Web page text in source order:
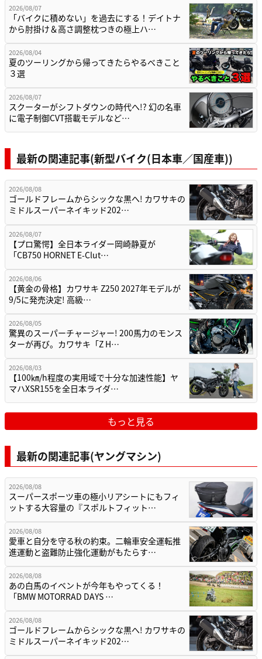
2026/08/07
「バイクに積めない」を過去にする！デイトナ
から肘掛け＆高さ調整枕つきの極上ハ…
2026/08/04
夏のツーリングから帰ってきたらやるべきこと
３選
2026/08/07
スクーターがシフトダウンの時代へ!? 幻の名車
に電子制御CVT搭載モデルなど…
最新の関連記事(新型バイク(日本車／国産車))
2026/08/08
ゴールドフレームからシックな黒へ! カワサキの
ミドルスーパーネイキッド202…
2026/08/07
【プロ驚愕】全日本ライダー岡崎静夏が
「CB750 HORNET E-Clut…
2026/08/06
【黄金の骨格】カワサキ Z250 2027年モデルが
9/5に発売決定! 高級…
2026/08/05
驚異のスーパーチャージャー! 200馬力のモンス
ターが再び。カワサキ「Z H…
2026/08/03
【100㎞/h程度の実用域で十分な加速性能】ヤ
マハXSR155を全日本ライダ…
もっと見る
最新の関連記事(ヤングマシン)
2026/08/08
スーパースポーツ車の極小リアシートにもフィ
ットする大容量の『スポルトフィット…
2026/08/08
愛車と自分を守る秋の約束。二輪車安全運転推
進運動と盗難防止強化運動がもたらす…
2026/08/08
あの白馬のイベントが今年もやってくる！
「BMW MOTORRAD DAYS …
2026/08/08
ゴールドフレームからシックな黒へ! カワサキの
ミドルスーパーネイキッド202…